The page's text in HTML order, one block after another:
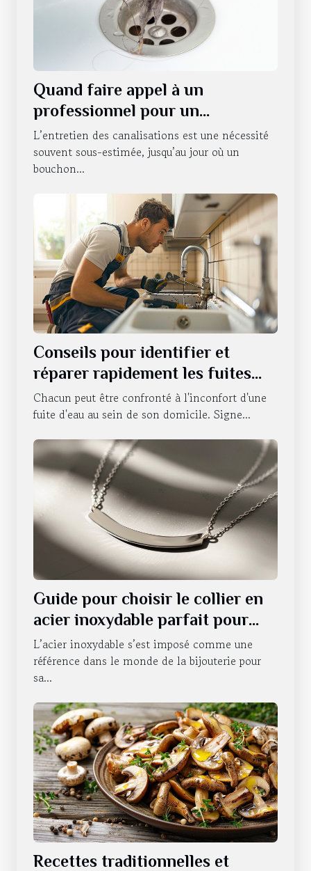
Quand faire appel à un
professionnel pour un
débouchage de canalisations à
Strasbourg ?
L’entretien des canalisations est une nécessité
souvent sous-estimée, jusqu’au jour où un
bouchon...
Conseils pour identifier et
réparer rapidement les fuites
d'eau
Chacun peut être confronté à l'inconfort d'une
fuite d'eau au sein de son domicile. Signe...
Guide pour choisir le collier en
acier inoxydable parfait pour
chaque occasion
L’acier inoxydable s’est imposé comme une
référence dans le monde de la bijouterie pour
sa...
Recettes traditionnelles et